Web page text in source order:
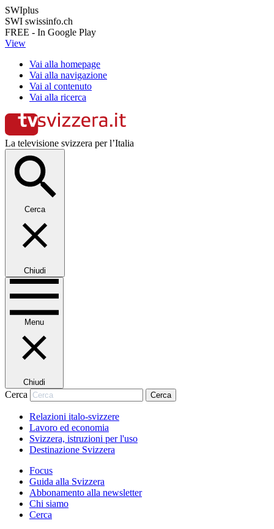
SWIplus
SWI swissinfo.ch
FREE - In Google Play
View
Vai alla homepage
Vai alla navigazione
Vai al contenuto
Vai alla ricerca
La televisione svizzera per l’Italia
Cerca
Chiudi
Menu
Chiudi
Cerca Cerca
Relazioni italo-svizzere
Lavoro ed economia
Svizzera, istruzioni per l'uso
Destinazione Svizzera
Focus
Guida alla Svizzera
Abbonamento alla newsletter
Chi siamo
Cerca